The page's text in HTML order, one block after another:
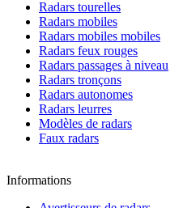
Radars tourelles
Radars mobiles
Radars mobiles mobiles
Radars feux rouges
Radars passages à niveau
Radars tronçons
Radars autonomes
Radars leurres
Modèles de radars
Faux radars
Informations